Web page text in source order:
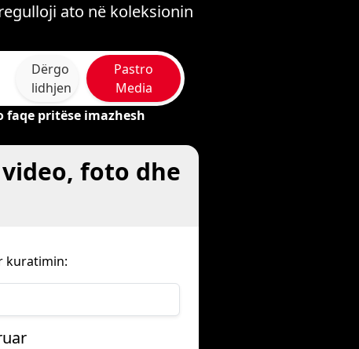
ato në koleksionin
Dërgo
lidhjen
Pastro
Media
faqe pritëse imazhesh
foto dhe
kuratimin: